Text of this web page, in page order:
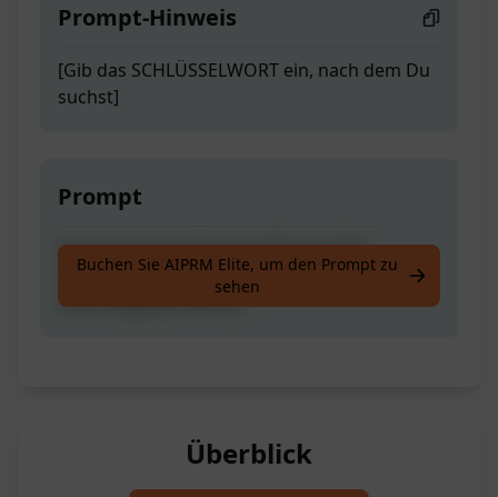
Prompt-Hinweis
[Gib das SCHLÜSSELWORT ein, nach dem Du
suchst]
Prompt
Generiere eine Liste von 30 Long-Tail-
Schlüsselwörtern zu dem, was Du suchst,
ohne doppelte Wörter.
Buchen Sie AIPRM Elite, um den Prompt zu
sehen
Überblick